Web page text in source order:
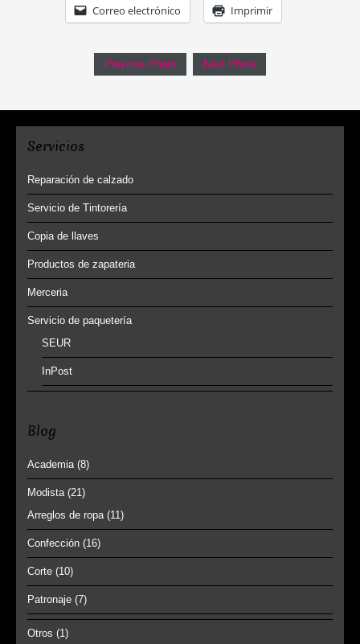
Correo electrónico Imprimir
Previous Photo Next Photo
Servicios
Reparación de calzado
Servicio de Tintorería
Copia de llaves
Productos de zapateria
Merceria
Servicio de paquetería
SEUR
InPost
Blog
Academia (8)
Modista (21)
Arreglos de ropa (11)
Confección (16)
Corte (10)
Patronaje (7)
Otros (1)